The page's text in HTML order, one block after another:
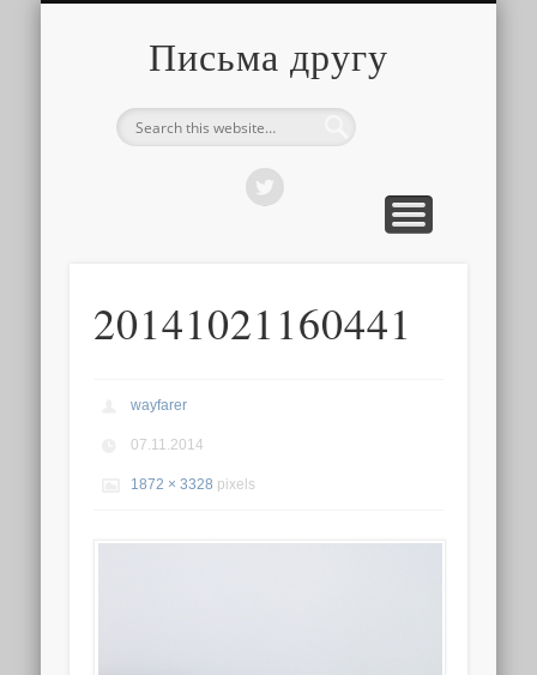
Письма другу
20141021160441
wayfarer
07.11.2014
1872 × 3328 pixels